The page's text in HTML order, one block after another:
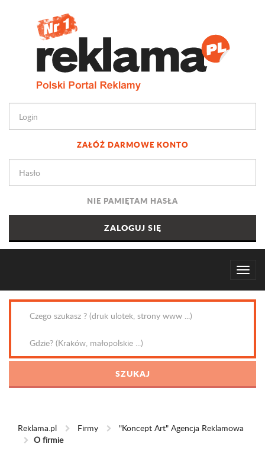
ZAŁÓŻ DARMOWE KONTO
NIE PAMIĘTAM HASŁA
Reklama.pl Firmy
"Koncept Art" Agencja Reklamowa
O firmie